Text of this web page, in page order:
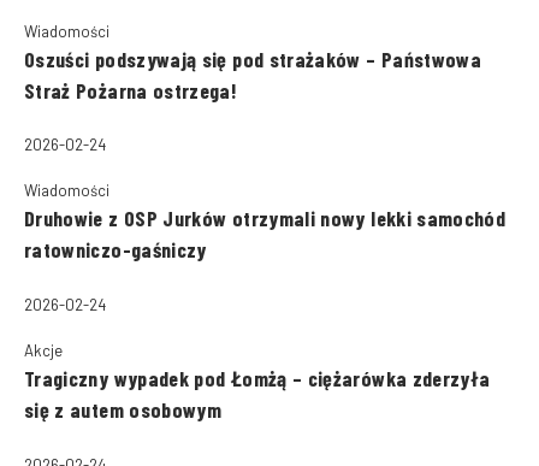
Wiadomości
Oszuści podszywają się pod strażaków – Państwowa
Straż Pożarna ostrzega!
2026-02-24
Wiadomości
Druhowie z OSP Jurków otrzymali nowy lekki samochód
ratowniczo-gaśniczy
2026-02-24
Akcje
Tragiczny wypadek pod Łomżą – ciężarówka zderzyła
się z autem osobowym